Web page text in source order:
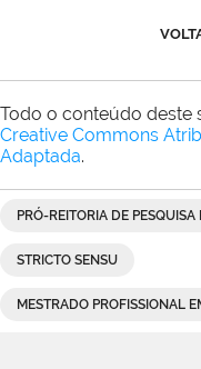
Todo o conteúdo deste
Creative Commons
Adaptada.
PRÓ-REITORIA DE PESQUISA
STRICTO SENSU
MESTRADO PROFISSIONAL